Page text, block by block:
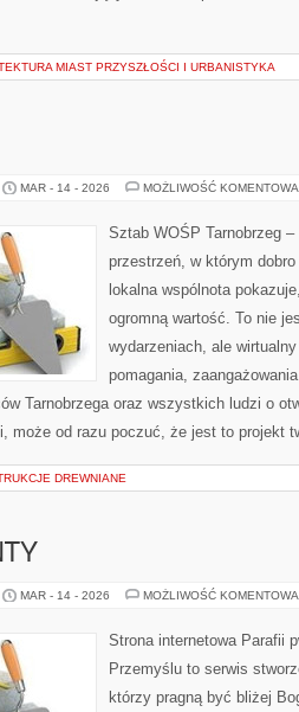
MIAST PRZYSZŁOŚCI I URBANISTYKA
MAR - 14 - 2026 MOŻLIWOŚĆ
Sztab WOŚP Tarnobrzeg
przestrzeń, w którym
lokalna wspólnota
ogromną wartość. To nie
wydarzeniach, ale
pomagania,
Tarnobrzega oraz wszystkich ludzi o
może od razu poczuć, że jest to projekt
DREWNIANE
MAR - 14 - 2026 MOŻLIWOŚĆ
Strona internetowa Parafii
Przemyślu to serwis
którzy pragną być bliżej